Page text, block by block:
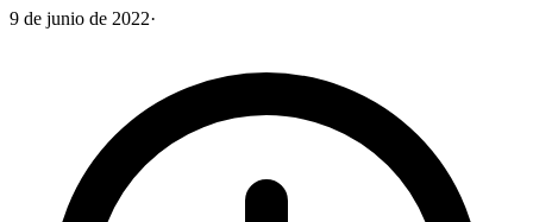
9 de junio de 2022·